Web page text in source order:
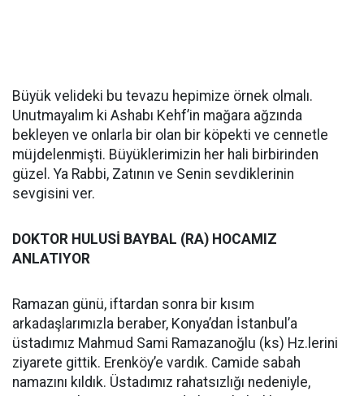
Büyük velideki bu tevazu hepimize örnek olmalı.
Unutmayalım ki Ashabı Kehf’in mağara ağzında
bekleyen ve onlarla bir olan bir köpekti ve cennetle
müjdelenmişti. Büyüklerimizin her hali birbirinden
güzel. Ya Rabbi, Zatının ve Senin sevdiklerinin
sevgisini ver.
DOKTOR HULUSİ BAYBAL (RA) HOCAMIZ
ANLATIYOR
Ramazan günü, iftardan sonra bir kısım
arkadaşlarımızla beraber, Konya’dan İstanbul’a
üstadımız Mahmud Sami Ramazanoğlu (ks) Hz.lerini
ziyarete gittik. Erenköy’e vardık. Camide sabah
namazını kıldık. Üstadımız rahatsızlığı nedeniyle,